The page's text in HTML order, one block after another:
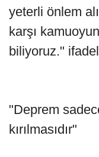
yeterli önlem
karşı
biliyoruz."
"Deprem
kırılmasıdır"